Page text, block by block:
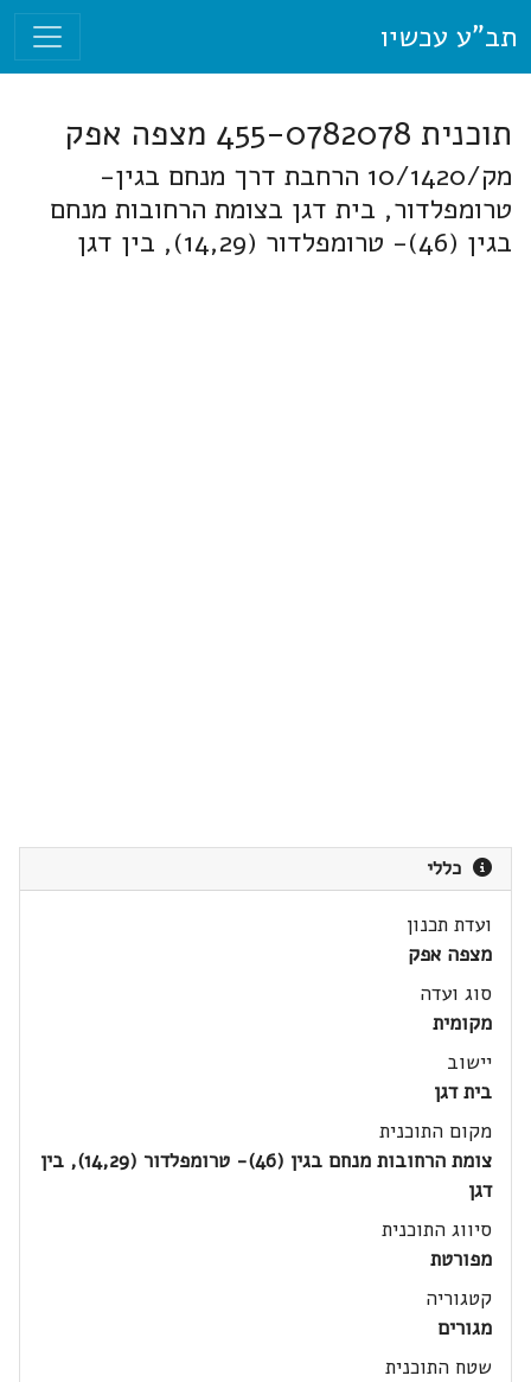
תב"ע עכשיו
תוכנית 455-0782078 מצפה אפק
מק/10/1420 הרחבת דרך מנחם בגין-
טרומפלדור, בית דגן בצומת הרחובות מנחם
בגין (46)- טרומפלדור (14,29), בין דגן
כללי
ועדת תכנון
מצפה אפק
סוג ועדה
מקומית
יישוב
בית דגן
מקום התוכנית
צומת הרחובות מנחם בגין (46)- טרומפלדור (14,29), בין
דגן
סיווג התוכנית
מפורטת
קטגוריה
מגורים
שטח התוכנית